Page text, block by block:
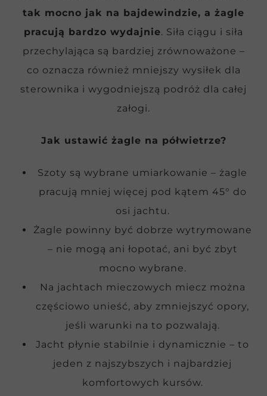
tak mocno jak na bajdewindzie, a żagle
pracują bardzo wydajnie. Siła ciągu i siła
przechylająca są bardziej zrównoważone –
co oznacza również mniejszy wysiłek dla
sterownika i wygodniejszą podróż dla całej
załogi.
Jak ustawić żagle na półwietrze?
Szoty są wybrane umiarkowanie – żagle
pracują mniej więcej pod kątem 45° do
osi jachtu.
Żagle powinny być dobrze wytrymowane
– nie mogą ani łopotać, ani być zbyt
mocno wybrane.
Na jachtach mieczowych miecz można
częściowo unieść, aby zmniejszyć opory,
jeśli warunki na to pozwalają.
Jacht płynie stabilnie i dynamicznie – to
jeden z najszybszych i najbardziej
komfortowych kursów.